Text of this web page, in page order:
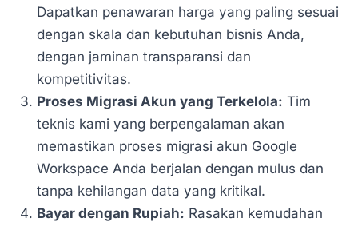
Dapatkan penawaran harga yang paling sesuai
dengan skala dan kebutuhan bisnis Anda,
dengan jaminan transparansi dan
kompetitivitas.
Proses Migrasi Akun yang Terkelola: Tim
teknis kami yang berpengalaman akan
memastikan proses migrasi akun Google
Workspace Anda berjalan dengan mulus dan
tanpa kehilangan data yang kritikal.
Bayar dengan Rupiah: Rasakan kemudahan